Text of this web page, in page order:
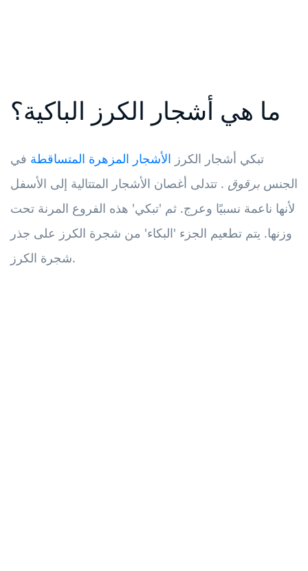
ما هي أشجار الكرز الباكية؟
تبكي أشجار الكرز الأشجار المزهرة المتساقطة في
الجنس برقوق . تتدلى أغصان الأشجار المتتالية إلى الأسفل
لأنها ناعمة نسبيًا وعرج. ثم 'تبكي' هذه الفروع المرنة تحت
وزنها. يتم تطعيم الجزء 'البكاء' من شجرة الكرز على جذر
شجرة الكرز.